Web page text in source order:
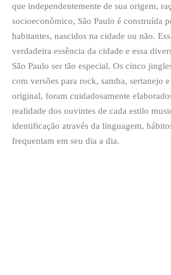
que independentemente de sua origem,
socioeconômico, São Paulo é construída
habitantes, nascidos na cidade ou não.
verdadeira essência da cidade e essa
São Paulo ser tão especial. Os cinco
com versões para rock, samba, sertanejo
original, foram cuidadosamente
realidade dos ouvintes de cada estilo
identificação através da linguagem,
frequentam em seu dia a dia.